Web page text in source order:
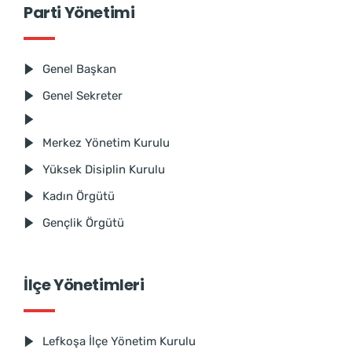
Parti Yönetimi
Genel Başkan
Genel Sekreter
Merkez Yönetim Kurulu
Yüksek Disiplin Kurulu
Kadın Örgütü
Gençlik Örgütü
İlçe Yönetimleri
Lefkoşa İlçe Yönetim Kurulu